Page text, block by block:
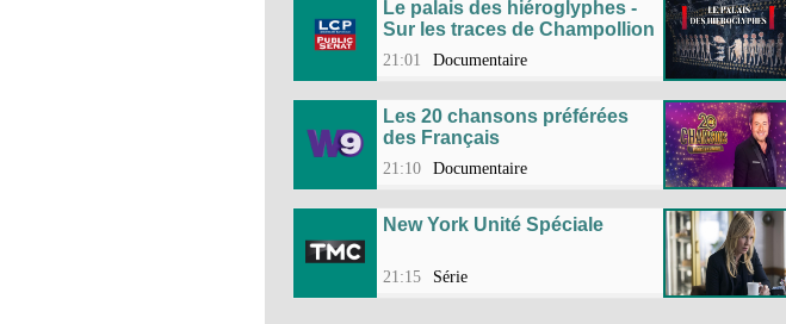
Le palais des hiéroglyphes -
Sur les traces de Champollion
21:01 Documentaire
Les 20 chansons préférées
des Français
21:10 Documentaire
New York Unité Spéciale
21:15 Série